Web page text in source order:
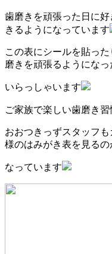
歯磨きを頑張った日に
きるようになっています
この表にシールを貼っ
磨きを頑張るようになっ
いらっしゃいます
ご家族で楽しい歯磨き
おおつきっずスタッフ
様のはみがき表を見るの
なっています